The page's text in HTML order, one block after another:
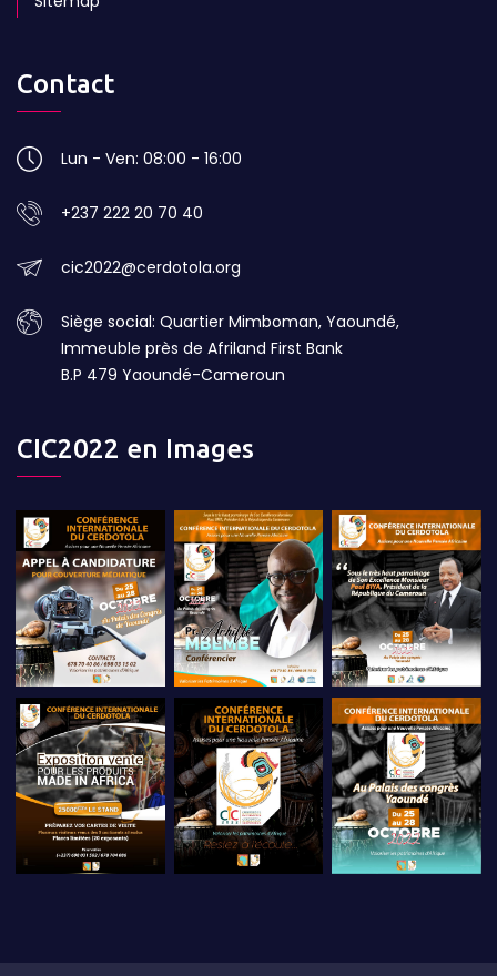
Contact
Lun - Ven: 08:00 - 16:00
+237 222 20 70 40
cic2022@cerdotola.org
Siège social: Quartier Mimboman, Yaoundé,
Immeuble près de Afriland First Bank
B.P 479 Yaoundé-Cameroun
CIC2022 en Images